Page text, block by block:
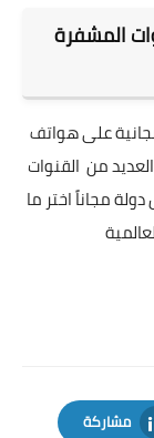
المشفرة
على هواتف
من القنوات
مجاناً اختر ما
مشاركة